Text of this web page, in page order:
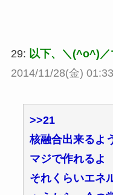
29: 以下、＼(^o^)
2014/11/28(金)
>>21
核融合出来るよ
マジで作れるよ
それくらいエネ